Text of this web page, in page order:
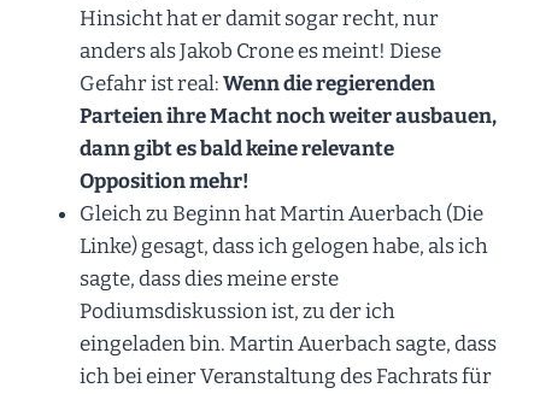
Hinsicht hat er damit sogar recht, nur
anders als Jakob Crone es meint! Diese
Gefahr ist real:Wenn die regierenden
Parteien ihre Macht noch weiter ausbauen,
dann gibt es bald keine relevante
Opposition mehr!
Gleich zu Beginn hat Martin Auerbach (Die
Linke) gesagt, dass ich gelogen habe, als ich
sagte, dass dies meine erste
Podiumsdiskussion ist, zu der ich
eingeladen bin. Martin Auerbach sagte, dass
ich bei einer Veranstaltung des Fachrats für